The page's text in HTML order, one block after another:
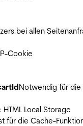
bei allen
Cookie
Notwendig für die
: HTML Local Storage
für die Cache-